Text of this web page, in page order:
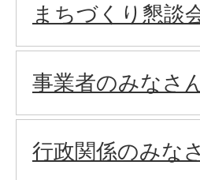
まちづくり懇談
事業者のみなさ
行政関係のみな